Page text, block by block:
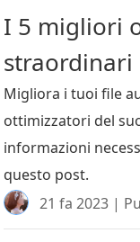
I 5 migliori
straordinari
Migliora i tuoi file
ottimizzatori del
informazioni
questo post.
21 fa 2023 |